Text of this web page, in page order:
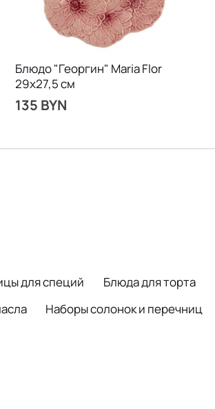
Блюдо "Георгин" Maria Flor
29х27,5 см
135 BYN
для специй Блюда для торта
Наборы солонок и перечниц